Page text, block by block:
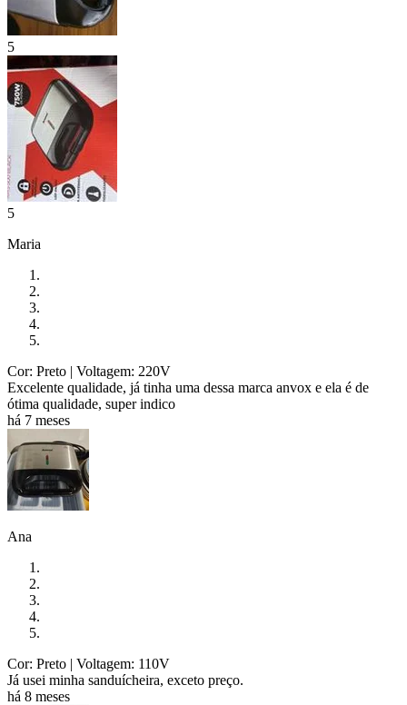
5
5
Maria
Cor: Preto | Voltagem: 220V
Excelente qualidade, já tinha uma dessa marca anvox e ela é de
ótima qualidade, super indico
há 7 meses
Ana
Cor: Preto | Voltagem: 110V
Já usei minha sanduícheira, exceto preço.
há 8 meses